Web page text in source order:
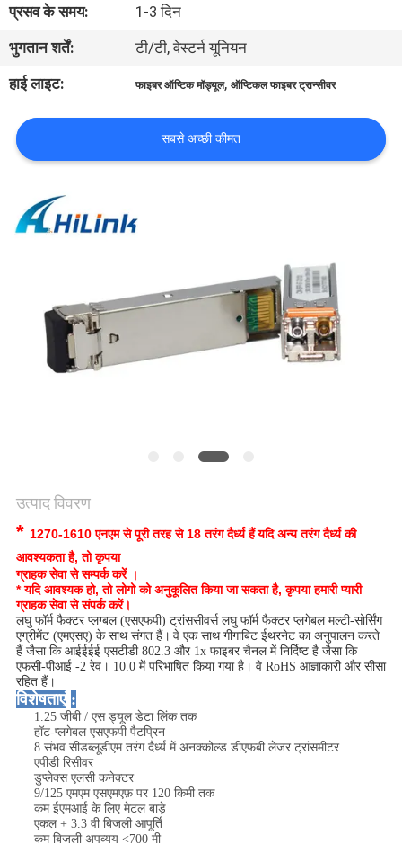
हमसे
संपर्क
समाचार
मामले
मांगें
साइटमैप
प्रसव के समय:
1-3 दिन
भुगतान शर्तें:
टी/टी, वेस्टर्न यूनियन
हाई लाइट:
फाइबर ऑप्टिक मॉड्यूल,ऑप्टिकल फाइबर ट्रान्सीवर
सबसे अच्छी कीमत
उत्पाद विवरण
* 1270-1610 एनएम से पूरी तरह से 18 तरंग दैर्ध्य हैंयदि अन्य तरंग दैर्ध्य की
आवश्यकता है, तो कृपया
ग्राहक सेवा से सम्पर्क करें ।
* यदि आवश्यक हो, तो लोगो को अनुकूलित किया जा सकता है, कृपया हमारी प्यारी
ग्राहक सेवा से संपर्क करें।
लघु फॉर्म फैक्टर प्लग्बल (एसएफपी) ट्रांससीवर्स लघु फॉर्म फैक्टर प्लगेबल मल्टी-सोर्सिंग
एग्रीमेंट (एमएसए) के साथ संगत हैं। वे एक साथ गीगाबिट ईथरनेट का अनुपालन करते
हैं जैसा कि आईईईई एसटीडी 802.3 और 1x फाइबर चैनल में निर्दिष्ट है जैसा कि
एफसी-पीआई -2 रेव। 10.0 में परिभाषित किया गया है। वे RoHS आज्ञाकारी और सीसा
रहित हैं।
विशेषताएं :
1.25 जीबी / एस ड्यूल डेटा लिंक तक
हॉट-प्लगेबल एसएफपी पैटप्रिन
8 संभव सीडब्लूडीएम तरंग दैर्ध्य में अनक्कोल्ड डीएफबी लेजर ट्रांसमीटर
एपीडी रिसीवर
डुप्लेक्स एलसी कनेक्टर
9/125 एमएम एसएमएफ़ पर 120 किमी तक
कम ईएमआई के लिए मेटल बाड़े
एकल + 3.3 वी बिजली आपूर्ति
कम बिजली अपव्यय <700 मी